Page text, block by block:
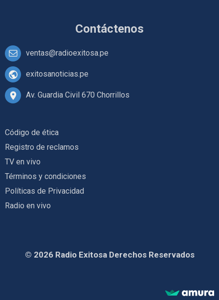
Contáctenos
ventas@radioexitosa.pe
exitosanoticias.pe
Av. Guardia Civil 670 Chorrillos
Código de ética
Registro de reclamos
TV en vivo
Términos y condiciones
Políticas de Privacidad
Radio en vivo
© 2026 Radio Exitosa Derechos Reservados